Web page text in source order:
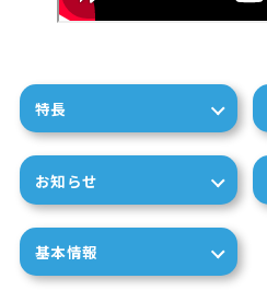
特長
お知らせ
基本情報